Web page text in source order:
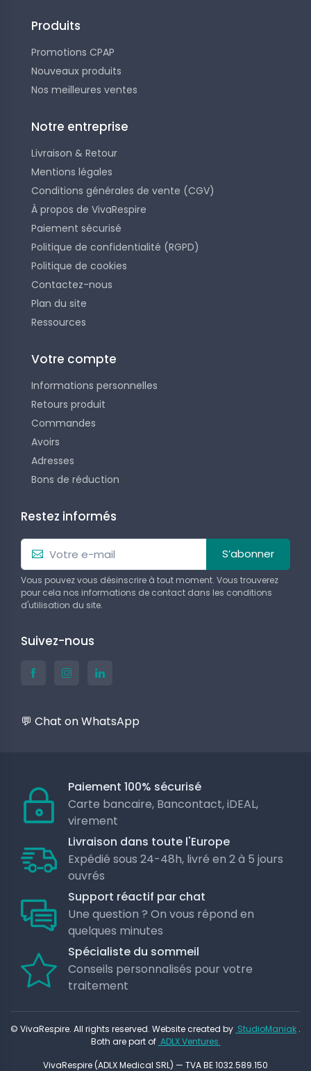
Produits
Promotions CPAP
Nouveaux produits
Nos meilleures ventes
Notre entreprise
Livraison & Retour
Mentions légales
Conditions générales de vente (CGV)
À propos de VivaRespire
Paiement sécurisé
Politique de confidentialité (RGPD)
Politique de cookies
Contactez-nous
Plan du site
Ressources
Votre compte
Informations personnelles
Retours produit
Commandes
Avoirs
Adresses
Bons de réduction
Restez informés
S’abonner
Vous pouvez vous désinscrire à tout moment. Vous trouverez
pour cela nos informations de contact dans les conditions
d'utilisation du site.
Suivez-nous
💬 Chat on WhatsApp
Paiement 100% sécurisé
Carte bancaire, Bancontact, iDEAL,
virement
Livraison dans toute l'Europe
Expédié sous 24-48h, livré en 2 à 5 jours
ouvrés
Support réactif par chat
Une question ? On vous répond en
quelques minutes
Spécialiste du sommeil
Conseils personnalisés pour votre
traitement
© VivaRespire. All rights reserved. Website created by StudioManiak .
Both are part of ADLX Ventures.
VivaRespire (ADLX Medical SRL) — TVA BE 1032.589.150